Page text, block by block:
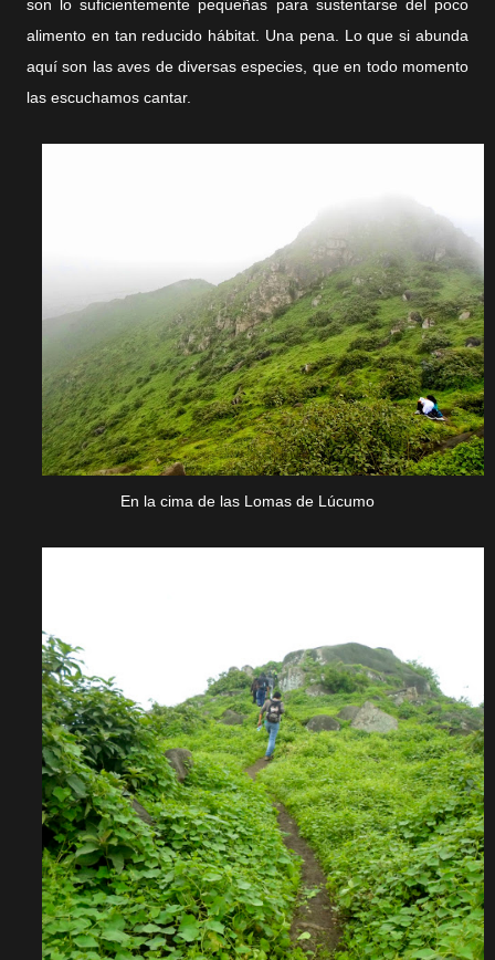
son lo suficientemente pequeñas para sustentarse del poco
alimento en tan reducido hábitat. Una pena. Lo que si abunda
aquí son las aves de diversas especies, que en todo momento
las escuchamos cantar.
En la cima de las Lomas de Lúcumo